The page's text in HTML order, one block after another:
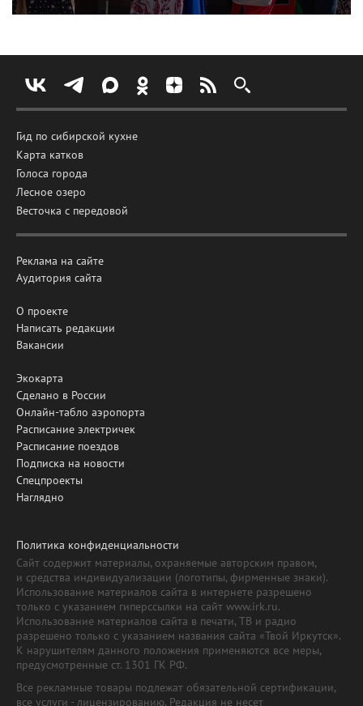
Гид по сибирской кухне
Карта катков
Голоса города
Лесное озеро
Весточка с передовой
Реклама на сайте
Аудитория сайта
О проекте
Написать редакции
Вакансии
Экокарта
Сделано в России
Онлайн-табло аэропорта
Расписание электричек
Расписание поездов
Подписка на новости
Спецпроекты
Наглядно
Политика конфиденциальности
Сайт содержит материалы, охраняемые авторским правом,
и средства индивидуализации (логотипы, фирменные знаки).
Использование материалов сайта в интернете разрешено
только с указанием гиперссылки на сайт www.irk.ru.
Использование материалов сайта в печати, ТВ и радио
разрешено только с указанием названия сайта «Твой Иркутск».
К нарушителям данного положения применяются все меры,
предусмотренные ст. 1301 ГК РФ.
Все рекламные товары подлежат обязательной сертификации,
все услуги - лицензированию. Редакция не несет